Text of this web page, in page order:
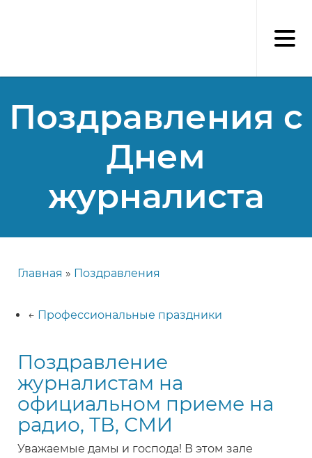
Поздравления с
Днем
журналиста
навигации
Главная Поздравления
← Профессиональные праздники
Поздравление
журналистам на
официальном приеме на
радио, ТВ, СМИ
Уважаемые дамы и господа! В этом зале